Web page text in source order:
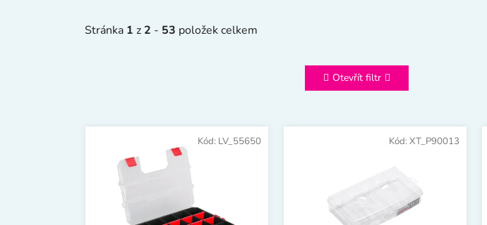
Stránka 1 z 2 - 53 položek celkem
Otevřít filtr
V
Kód: LV_55650 Kód: XT_P90013